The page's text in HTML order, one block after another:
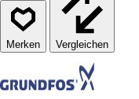
Vergleichen